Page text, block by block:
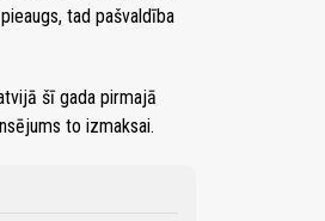
tad pašvaldība
šī gada pirmajā
to izmaksai.